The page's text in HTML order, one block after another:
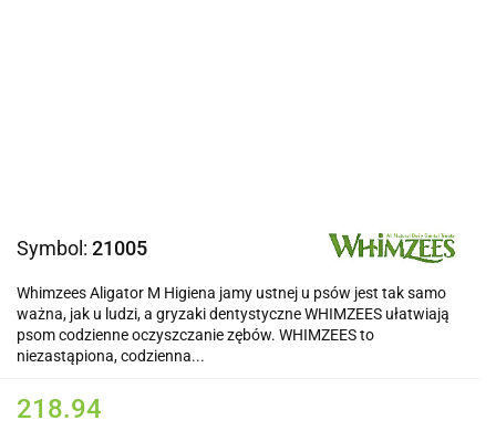
Symbol: 21005
Whimzees Aligator M Higiena jamy ustnej u psów jest tak samo
ważna, jak u ludzi, a gryzaki dentystyczne WHIMZEES ułatwiają
psom codzienne oczyszczanie zębów. WHIMZEES to
niezastąpiona, codzienna...
218.94